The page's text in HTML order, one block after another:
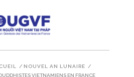
/ NOUVEL AN LUNAIRE
/
VIETNAMIENS EN FRANCE